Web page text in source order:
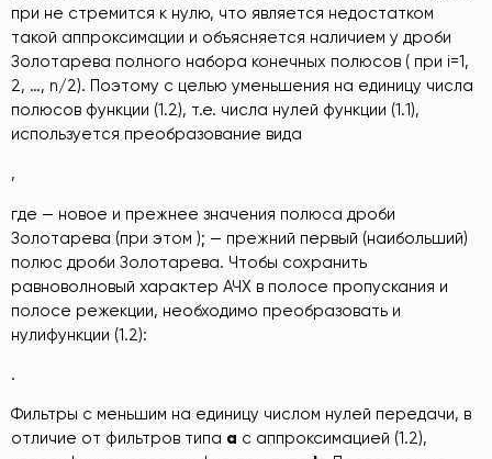
при не стремится к нулю, что является недостатком
такой аппроксимации и объясняется наличием у дроби
Золотарева полного набора конечных полюсов ( при i=1,
2, …, n/2). Поэтому с целью уменьшения на единицу числа
полюсов функции (1.2), т.е. числа нулей функции (1.1),
используется преобразование вида
,
где — новое и прежнее значения полюса дроби
Золотарева (при этом ); — прежний первый (наибольший)
полюс дроби Золотарева. Чтобы сохранить
равноволновый характер АЧХ в полосе пропускания и
полосе режекции, необходимо преобразовать и
нулифункции (1.2):
.
Фильтры с меньшим на единицу числом нулей передачи, в
отличие от фильтров типа a с аппроксимацией (1.2),